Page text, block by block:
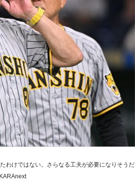
わけではない。さらなる工夫が必要になりそうだ